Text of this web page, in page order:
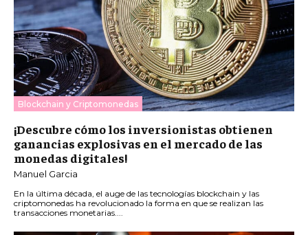
Blockchain y Criptomonedas
¡Descubre cómo los inversionistas obtienen
ganancias explosivas en el mercado de las
monedas digitales!
Manuel Garcia
En la última década, el auge de las tecnologías blockchain y las
criptomonedas ha revolucionado la forma en que se realizan las
transacciones monetarias....